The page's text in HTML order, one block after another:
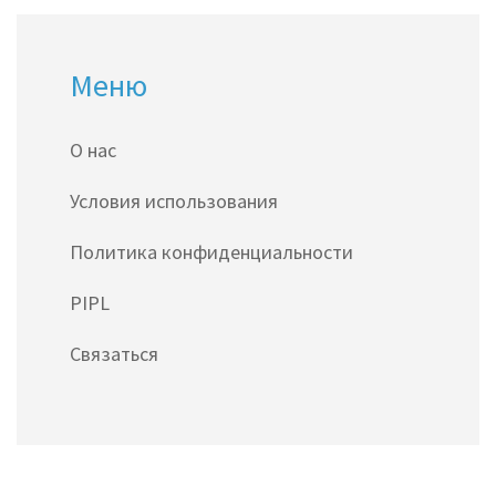
Меню
О нас
Условия использования
Политика конфиденциальности
PIPL
Связаться